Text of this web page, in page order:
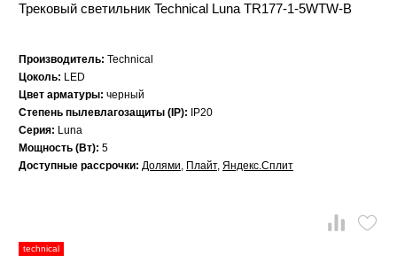
Трековый светильник Technical Luna TR177-1-5WTW-B
Производитель: Technical
Цоколь: LED
Цвет арматуры: черный
Степень пылевлагозащиты (IP):
IP20
Серия: Luna
Мощность (Вт): 5
Доступные рассрочки: Долями, Плайт, Яндекс.Сплит
technical